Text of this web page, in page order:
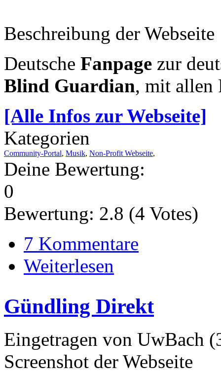
Beschreibung der Webseite
Deutsche Fanpage zur
Blind Guardian, mit allen
[Alle Infos zur Webseite]
Kategorien
Community-Portal, Musik, Non-Profit Webseite,
Deine Bewertung:
0
Bewertung: 2.8 (4 Votes)
7 Kommentare
Weiterlesen
Gündling Direkt
Eingetragen von UwBach
Screenshot der Webseite